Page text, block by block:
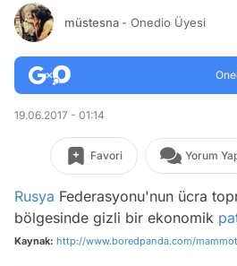
müstesna - Onedio Üyesi
19.06.2017 - 01:14
Favori Yorum
Rusya Federasyonu'nun ücra
bölgesinde gizli bir ekonomik
Kaynak: http://www.boredpanda.com/